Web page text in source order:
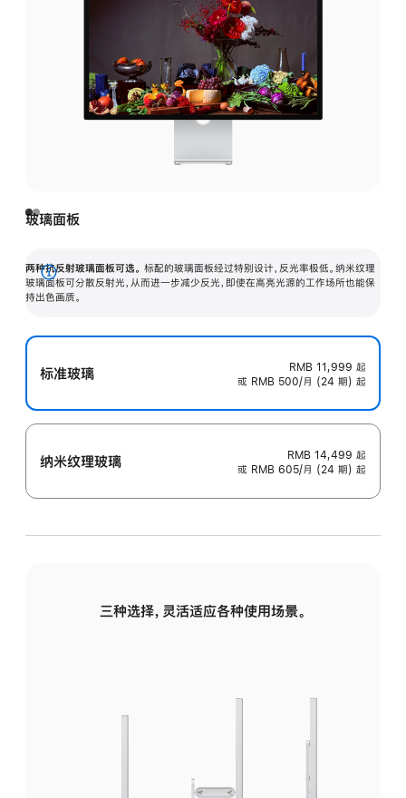
玻璃面板
两种抗反射玻璃面板可选。 标配的玻璃面板经过特别设计，反光率极低。纳米纹理
玻璃面板可分散反射光，从而进一步减少反光，即使在高亮光源的工作场所也能保
持出色画质。
展
开
标准玻璃 RMB 11,999 起
或 RMB 500/月 (24 期) 起
纳米纹理玻璃 RMB 14,499 起
或 RMB 605/月 (24 期) 起
三种选择，灵活适应各种使用场景。